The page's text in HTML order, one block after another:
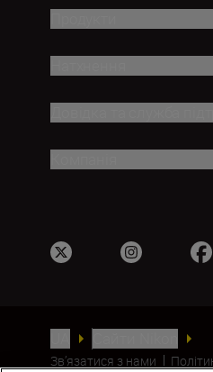
Зв’язатися з нами